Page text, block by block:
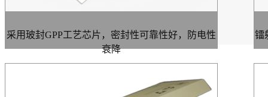
采用玻封GPP工艺芯片，密封性可靠性好，防电性
衰降
镭